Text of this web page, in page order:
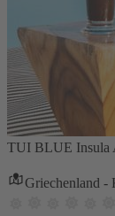
TUI BLUE Insula
Griechenland -